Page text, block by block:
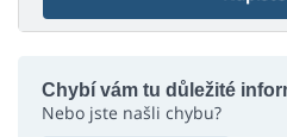
Chybí vám tu důležité
Nebo jste našli chybu?